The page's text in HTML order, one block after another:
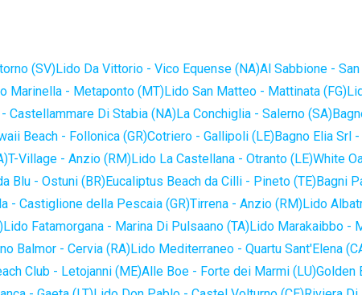
(SV)Lido Da Vittorio - Vico Equense (NA)Al Sabbione -
Marinella - Metaponto (MT)Lido San Matteo - Mattinata (FG)
Castellammare Di Stabia (NA)La Conchiglia - Salerno (SA)
Beach - Follonica (GR)Cotriero - Gallipoli (LE)Bagno Elia Srl
T-Village - Anzio (RM)Lido La Castellana - Otranto (LE)White
Blu - Ostuni (BR)Eucaliptus Beach da Cilli - Pineto (TE)Bagni
- Castiglione della Pescaia (GR)Tirrena - Anzio (RM)Lido
Lido Fatamorgana - Marina Di Pulsaano (TA)Lido Marakaibbo -
Balmor - Cervia (RA)Lido Mediterraneo - Quartu Sant'Elena
Club - Letojanni (ME)Alle Boe - Forte dei Marmi (LU)Golden